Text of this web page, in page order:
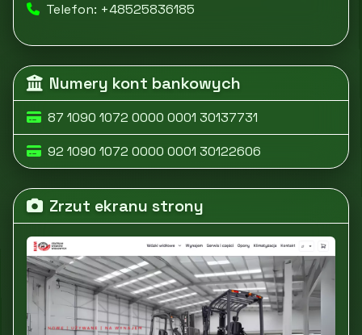
Telefon: +48525836185
Numery kont bankowych
87 1090 1072 0000 0001 30137731
92 1090 1072 0000 0001 30122606
Zrzut ekranu strony